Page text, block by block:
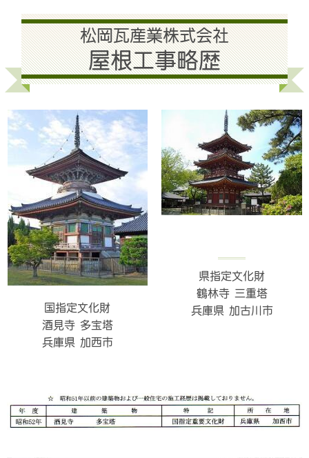
松岡瓦産業株式会社
屋根工事略歴
国指定文化財
酒見寺 多宝塔
兵庫県 加西市
県指定文化財
鶴林寺 三重塔
兵庫県 加古川市